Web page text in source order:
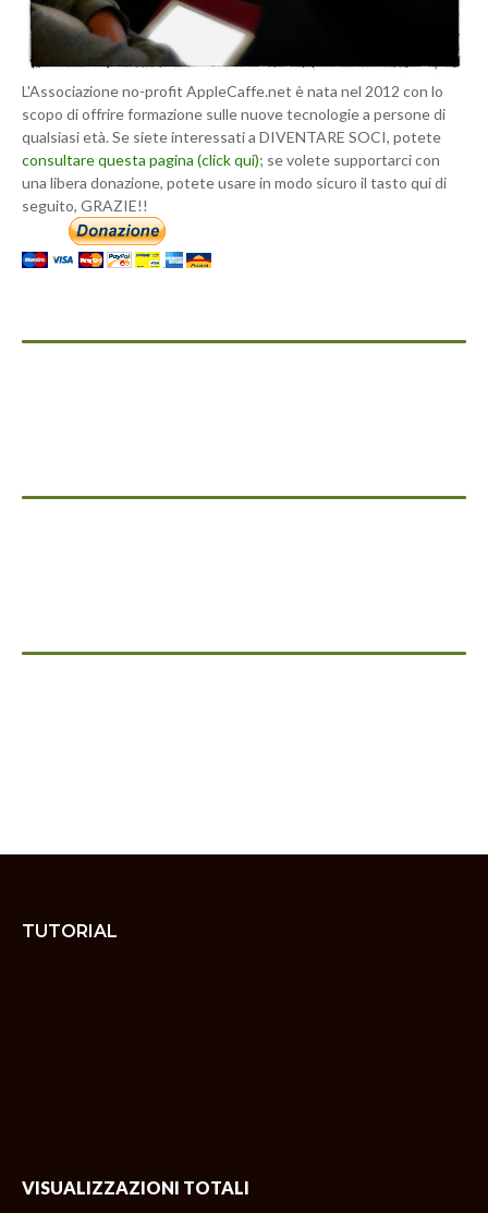
L'Associazione no-profit AppleCaffe.net è nata nel 2012 con lo
scopo di offrire formazione sulle nuove tecnologie a persone di
qualsiasi età. Se siete interessati a DIVENTARE SOCI, potete
consultare questa pagina (click qui); se volete supportarci con
una libera donazione, potete usare in modo sicuro il tasto qui di
seguito, GRAZIE!!
TUTORIAL
VISUALIZZAZIONI TOTALI